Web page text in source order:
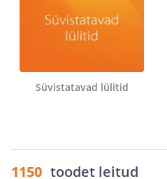
Süvistatavad lülitid
1150 toodet leitud